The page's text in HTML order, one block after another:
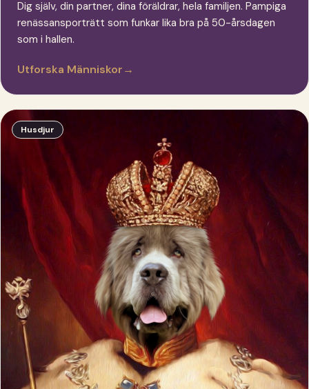
Dig själv, din partner, dina föräldrar, hela familjen. Pampiga
renässansporträtt som funkar lika bra på 50-årsdagen
som i hallen.
Utforska Människor→
Husdjur